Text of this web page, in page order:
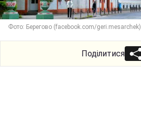
Фото: Берегово (facebook.com/geri.mesarchek)
Поділитися